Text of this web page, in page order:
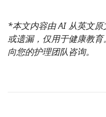
*本文内容由 AI 从英文
或遗漏，仅用于健康教
向您的护理团队咨询。